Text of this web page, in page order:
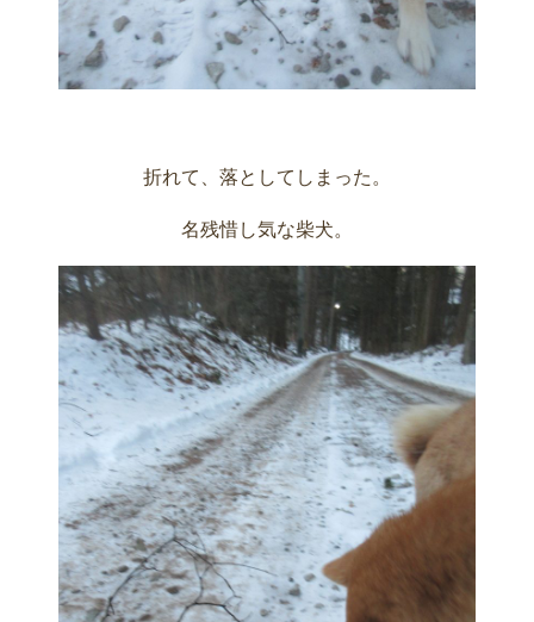
折れて、落としてしまった。
名残惜し気な柴犬。